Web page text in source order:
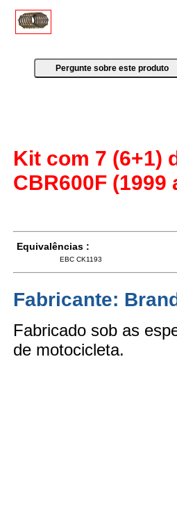
Kit com 7 (6+1)
CBR600F (1999
Equivalências :
EBC CK1193
Fabricante:
Fabricado sob as
de motocicleta.